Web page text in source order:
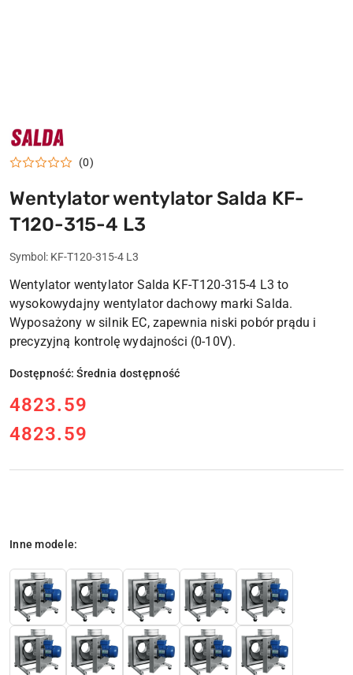
NAZWA
PRODUCENTA:
SALDA
(0)
Wentylator wentylator Salda KF-
T120-315-4 L3
Symbol: KF-T120-315-4 L3
Wentylator wentylator Salda KF-T120-315-4 L3 to
wysokowydajny wentylator dachowy marki Salda.
Wyposażony w silnik EC, zapewnia niski pobór prądu i
precyzyjną kontrolę wydajności (0-10V).
Dostępność:Średnia dostępność
cena:
4823.59
Cena:
4823.59
Wariant
Inne modele: